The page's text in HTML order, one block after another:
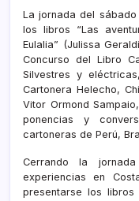
La jornada del
los libros “Las
Eulalia” (Julissa
Concurso del Libro
Silvestres y
Cartonera Helecho,
Vitor Ormond
ponencias y
cartoneras de Perú,
Cerrando la
experiencias en
presentarse los libros